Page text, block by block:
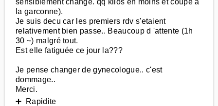
sensiblement change. qq kilos en moins et coupe a
la garconne).
Je suis decu car les premiers rdv s'etaient
relativement bien passe.. Beaucoup d 'attente (1h
30 ~) malgré tout.
Est elle fatiguée ce jour la???
Je pense changer de gynecologue.. c'est
dommage..
Merci.
➕ Rapidite